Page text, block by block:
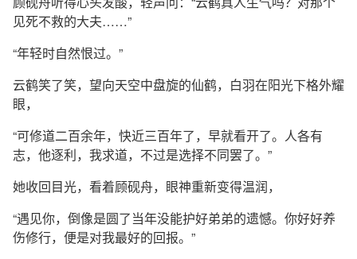
见死不救的大夫……”
“年轻时自然恨过。”
云鹤笑了笑，望向天空中盘旋的仙鹤，白羽在阳光下格外耀
眼，
“可修道二百余年，快近三百年了，早就看开了。人各有
志，他逐利，我求道，不过是选择不同罢了。”
她收回目光，看着顾砚舟，眼神重新变得温润，
“遇见你，倒像是圆了当年没能护好弟弟的遗憾。你好好养
伤修行，便是对我最好的回报。”